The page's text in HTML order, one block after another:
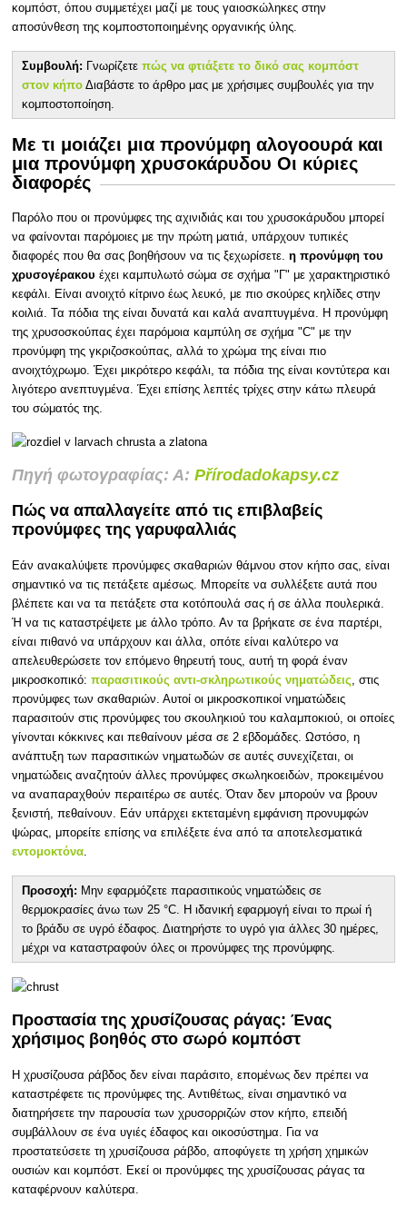
κομπόστ, όπου συμμετέχει μαζί με τους γαιοσκώληκες στην
αποσύνθεση της κομποστοποιημένης οργανικής ύλης.
Συμβουλή: Γνωρίζετεπώς να φτιάξετε το δικό σας κομπόστ
στον κήπο Διαβάστε το άρθρο μας με χρήσιμες συμβουλές για την
κομποστοποίηση.
Με τι μοιάζει μια προνύμφη αλογοουρά και
μια προνύμφη χρυσοκάρυδου Οι κύριες
διαφορές
Παρόλο που οι προνύμφες της αχινιδιάς και του χρυσοκάρυδου μπορεί
να φαίνονται παρόμοιες με την πρώτη ματιά, υπάρχουν τυπικές
διαφορές που θα σας βοηθήσουν να τις ξεχωρίσετε.η προνύμφη του
χρυσογέρακουέχει καμπυλωτό σώμα σε σχήμα "Γ" με χαρακτηριστικό
κεφάλι. Είναι ανοιχτό κίτρινο έως λευκό, με πιο σκούρες κηλίδες στην
κοιλιά. Τα πόδια της είναι δυνατά και καλά αναπτυγμένα. Η προνύμφη
της χρυσοσκούπας έχει παρόμοια καμπύλη σε σχήμα "C" με την
προνύμφη της γκριζοσκούπας, αλλά το χρώμα της είναι πιο
ανοιχτόχρωμο. Έχει μικρότερο κεφάλι, τα πόδια της είναι κοντύτερα και
λιγότερο ανεπτυγμένα. Έχει επίσης λεπτές τρίχες στην κάτω πλευρά
του σώματός της.
Πηγή φωτογραφίας: Α:Přírodadokapsy.cz
Πώς να απαλλαγείτε από τις επιβλαβείς
προνύμφες της γαρυφαλλιάς
Εάν ανακαλύψετε προνύμφες σκαθαριών θάμνου στον κήπο σας, είναι
σημαντικό να τις πετάξετε αμέσως. Μπορείτε να συλλέξετε αυτά που
βλέπετε και να τα πετάξετε στα κοτόπουλά σας ή σε άλλα πουλερικά.
Ή να τις καταστρέψετε με άλλο τρόπο. Αν τα βρήκατε σε ένα παρτέρι,
είναι πιθανό να υπάρχουν και άλλα, οπότε είναι καλύτερο να
απελευθερώσετε τον επόμενο θηρευτή τους, αυτή τη φορά έναν
μικροσκοπικό:παρασιτικούς αντι-σκληρωτικούς νηματώδεις , στις
προνύμφες των σκαθαριών. Αυτοί οι μικροσκοπικοί νηματώδεις
παρασιτούν στις προνύμφες του σκουληκιού του καλαμποκιού, οι οποίες
γίνονται κόκκινες και πεθαίνουν μέσα σε 2 εβδομάδες. Ωστόσο, η
ανάπτυξη των παρασιτικών νηματωδών σε αυτές συνεχίζεται, οι
νηματώδεις αναζητούν άλλες προνύμφες σκωληκοειδών, προκειμένου
να αναπαραχθούν περαιτέρω σε αυτές. Όταν δεν μπορούν να βρουν
ξενιστή, πεθαίνουν. Εάν υπάρχει εκτεταμένη εμφάνιση προνυμφών
ψώρας, μπορείτε επίσης να επιλέξετε ένα από τα αποτελεσματικά
εντομοκτόνα
Προσοχή: Μην εφαρμόζετε παρασιτικούς νηματώδεις σε
θερμοκρασίες άνω των 25 °C. Η ιδανική εφαρμογή είναι το πρωί ή
το βράδυ σε υγρό έδαφος. Διατηρήστε το υγρό για άλλες 30 ημέρες,
μέχρι να καταστραφούν όλες οι προνύμφες της προνύμφης.
Προστασία της χρυσίζουσας ράγας: Ένας
χρήσιμος βοηθός στο σωρό κομπόστ
Η χρυσίζουσα ράβδος δεν είναι παράσιτο, επομένως δεν πρέπει να
καταστρέφετε τις προνύμφες της. Αντιθέτως, είναι σημαντικό να
διατηρήσετε την παρουσία των χρυσορριζών στον κήπο, επειδή
συμβάλλουν σε ένα υγιές έδαφος και οικοσύστημα. Για να
προστατεύσετε τη χρυσίζουσα ράβδο, αποφύγετε τη χρήση χημικών
ουσιών και κομπόστ. Εκεί οι προνύμφες της χρυσίζουσας ράγας τα
καταφέρνουν καλύτερα.